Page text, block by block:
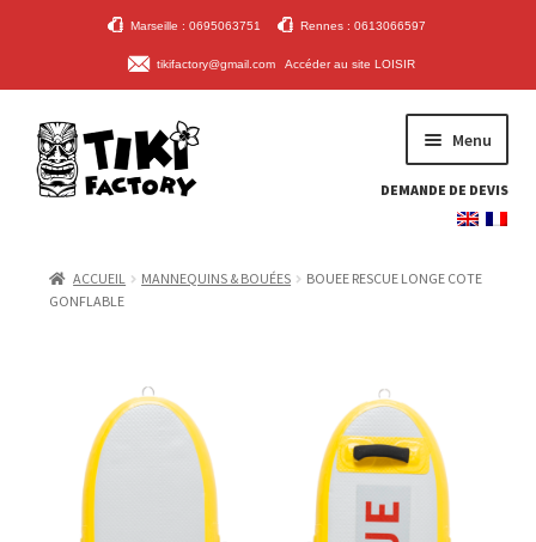
Marseille : 0695063751 Rennes : 0613066597
tikifactory@gmail.com Accéder au site LOISIR
ALLER
LA
NAVIGATION
ALLER
AU
CONTENU
DEMANDE DE DEVIS
Menu
PLANCHES & PLATEFORMES
ACCESSOIRES
CONTACT
MON COMPTE
ACCUEIL MANNEQUINS & BOUÉES
BOUEE RESCUE LONGE COTE
GONFLABLE